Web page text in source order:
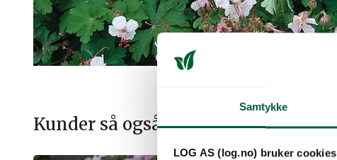
Samtykke
LOG AS (log.no) bruker cookies
Kunder så også på